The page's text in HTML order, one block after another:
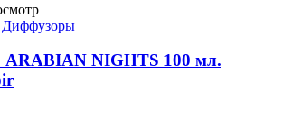
Диффузоры
NIGHTS 100 мл.